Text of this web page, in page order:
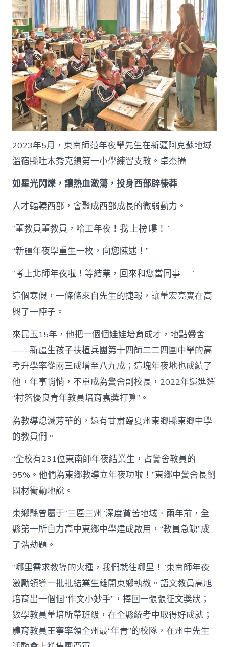
2023年5月，東南師范年夜學先生在新疆阿克蘇地域
溫宿縣吐木秀克鎮第一小學練習支教。卓杰攝
如星光閃爍，讓熱血激蕩，投身西部辟榛莽
人才輻輳西部，會聚成西部成長的微弱動力。
“董教員董教員，哈工年夜！我‘上榜’嘍！”
“新疆年夜學重生一枚，向您陳述！”
“考上北師年夜啦！等結業，回來和您當同事……”
這個寒假，一條條來自先生的捷報，讓董宏亮實在高
興了一陣子。
來昆玉15年，他把一個個娃娃培育成才，地點黌舍
——新疆生孩子扶植兵團第十四師二二四團中學的高
考升學率從兩三成增至八九成；這塊年夜地也成績了
他，年事悄悄，不單成為黌舍副校長，2022年還進選
“村落優良青年教員培育嘉獎打算”。
為教導熄滅芳華的，還有甘肅臨夏州東鄉縣東鄉中學
的教員們。
“全校有231位東南師年夜結業生，占黌舍教員的
95%。他們為東鄉教導立年夜功啦！”東鄉中黌舍長劉
國材衝動地說。
東鄉縣曾屬于“三區三州”深度貧苦地域。兩年前，全
縣第一所自力高中東鄉中學建成啟用，“教員急缺”成
了浩劫題。
“哪里需求教導的火種，我們就往哪里！”東南師年夜
激勵領導一批批結業生離開東鄉執教。語文教員高旭
培育出一個個“作文小妙手”，捧回一張張征文獎狀；
數學教員董培所帶班級，在全縣統考中取得好成就；
體育教員王寧率領全州最“年青”的校隊，在州中先生